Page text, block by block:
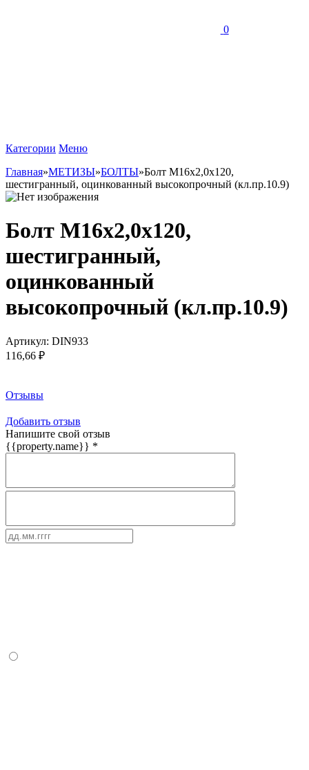
0
Категории Меню
Главная»МЕТИЗЫ»БОЛТЫ»Болт М16х2,0х120,
шестигранный, оцинкованный высокопрочный (кл.пр.10.9)
Болт М16х2,0х120,
шестигранный,
оцинкованный
высокопрочный (кл.пр.10.9)
Артикул: DIN933
116,66 ₽
Отзывы
Добавить отзыв
Напишите свой отзыв
{{property.name}} *